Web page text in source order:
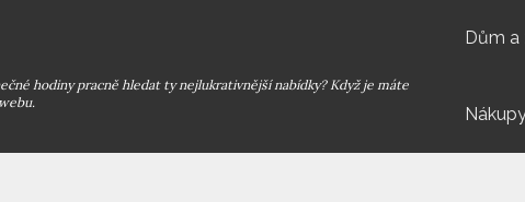
hodiny pracně hledat ty nejlukrativnější nabídky? Když je máte
Dům a